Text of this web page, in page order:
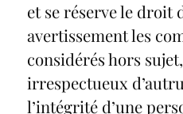
et se réserve le droit
avertissement les
considérés hors
irrespectueux
l’intégrité d’une